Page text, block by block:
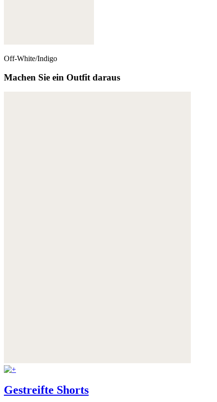
Off-White/Indigo
Machen Sie ein Outfit daraus
Gestreifte Shorts